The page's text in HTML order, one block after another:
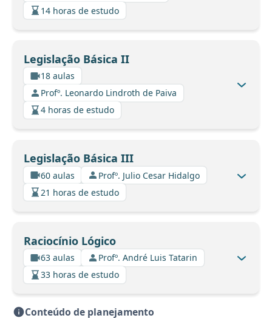
14 horas de estudo
Legislação Básica II
18 aulas
Profº. Leonardo Lindroth de Paiva
4 horas de estudo
Legislação Básica III
60 aulas
Profº. Julio Cesar Hidalgo
21 horas de estudo
Raciocínio Lógico
63 aulas
Profº. André Luis Tatarin
33 horas de estudo
Conteúdo de planejamento